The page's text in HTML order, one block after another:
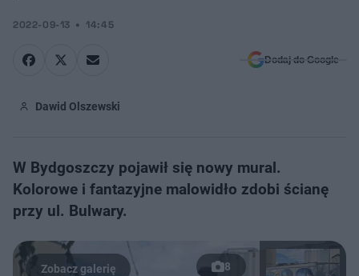
2022-09-13 14:45
Dodaj do Google
Dawid Olszewski
W Bydgoszczy pojawił się nowy mural.
Kolorowe i fantazyjne malowidło zdobi ścianę
przy ul. Bulwary.
8